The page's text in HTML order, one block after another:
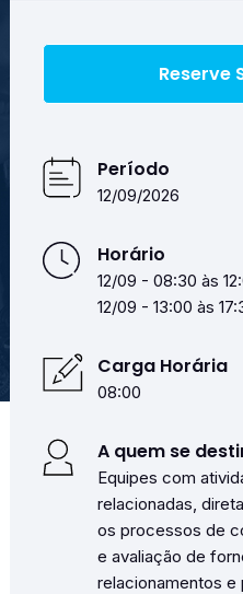
Reserve
Período
12/09/2026
Horário
12/09 - 08:30 às
12/09 - 13:00 às
Carga Horária
08:00
A quem se
Equipes com
relacionadas,
os processos de
e avaliação de
relacionamentos e